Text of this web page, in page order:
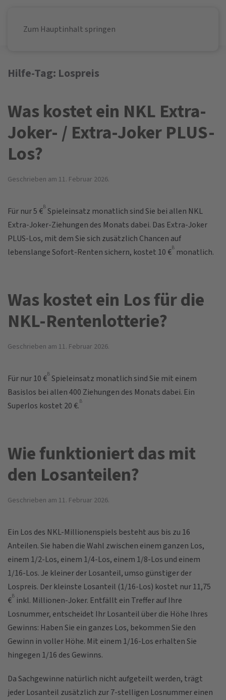
Zum Hauptinhalt springen
Hilfe-Tag: Lospreis
Was kostet ein NKL Extra-
Joker- / Extra-Joker PLUS-
Los?
Geschrieben am 11. Februar 2026.
Für nur 5 €B Spieleinsatz monatlich sind Sie bei allen NKL
Extra-Joker-Ziehungen des Monats dabei. Das Extra-Joker
PLUS-Los, mit dem Sie sich zusätzlich Chancen auf
lebenslange Sofort-Renten sichern, kostet 10 €B monatlich.
Was kostet ein Los für die
NKL-Rentenlotterie?
Geschrieben am 11. Februar 2026.
Für nur 10 €B Spieleinsatz monatlich sind Sie mit einem
Basislos bei allen 400 Ziehungen des Monats dabei. Ein
Superlos kostet 20 €.B
Wie funktioniert das mit
den Losanteilen?
Geschrieben am 11. Februar 2026.
Ein Los des NKL-Millionenspiels besteht aus bis zu 16
Anteilen. Sie haben die Wahl zwischen einem ganzen Los,
einem 1/2-Los, einem 1/4-Los, einem 1/8-Los und einem
1/16-Los. Je kleiner der Losanteil, umso günstiger der
Lospreis. Der kleinste Losanteil (1/16-Los) kostet nur 11,75
€B inkl. Millionen-Joker. Entfällt ein Treffer auf Ihre
Losnummer, entscheidet Ihr Losanteil über die Höhe Ihres
Gewinns: Haben Sie ein ganzes Los, bekommen Sie den
Gewinn in voller Höhe. Mit einem 1/16-Los erhalten Sie
hingegen 1/16 des Gewinns.
Da Sachgewinne natürlich nicht aufgeteilt werden, trägt
jeder Losanteil zusätzlich zur 7-stelligen Losnummer einen